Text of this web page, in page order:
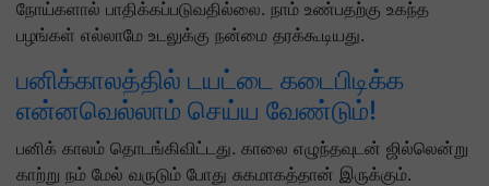
நோய்களால் பாதிக்கப்படுவதில்லை. நாம் உண்பதற்கு உகந்த
பழங்கள் எல்லாமே உடலுக்கு நன்மை தரக்கூடியது.
பனிக்காலத்தில் டயட்டை கடைபிடிக்க
என்னவெல்லாம் செய்ய வேண்டும்!
பனிக் காலம் தொடங்கிவிட்டது. காலை எழுந்தவுடன் ஜில்லென்று
காற்று நம் மேல் வருடும் போது சுகமாகத்தான் இருக்கும்.